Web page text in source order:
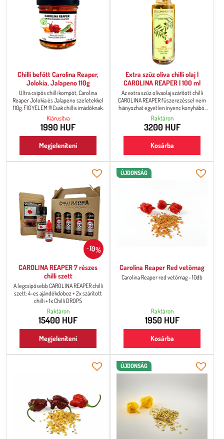
Chilli befőtt Carolina Reaper,
Jolokia, Jalapeno 110g
Ultra csípős chilli kompót, Carolina
Reaper Jolokia és Jalapeno szeletekkel
110g. FIGYELEM !!! Csak chillis imádóknak.
Kiárusítva
1990 HUF
Megjeleníteni
Extra szűz olíva chilli olaj |
CAROLINA REAPER | 100 ml
Az extra szűz olívaolaj szárított chilli
CAROLINA REAPER fűszerezéssel nem
hiányozhat egyetlen ínyenc konyhából
sem! Extra erős csípősség.
Raktáron
3200 HUF
Kosárba
10%
CAROLINA REAPER 7 részes
chilli szett
A legcsípősebb CAROLINA REAPER chilli
szett: 4-es ajándékdoboz + 2x szárított
chilli + 1x Chilli DROPS
Raktáron
15400 HUF
Megjeleníteni
ÚJDONSÁG
Carolina Reaper Red vetőmag
Carolina Reaper red vetőmag - 10db
Raktáron
1950 HUF
Kosárba
ÚJDONSÁG